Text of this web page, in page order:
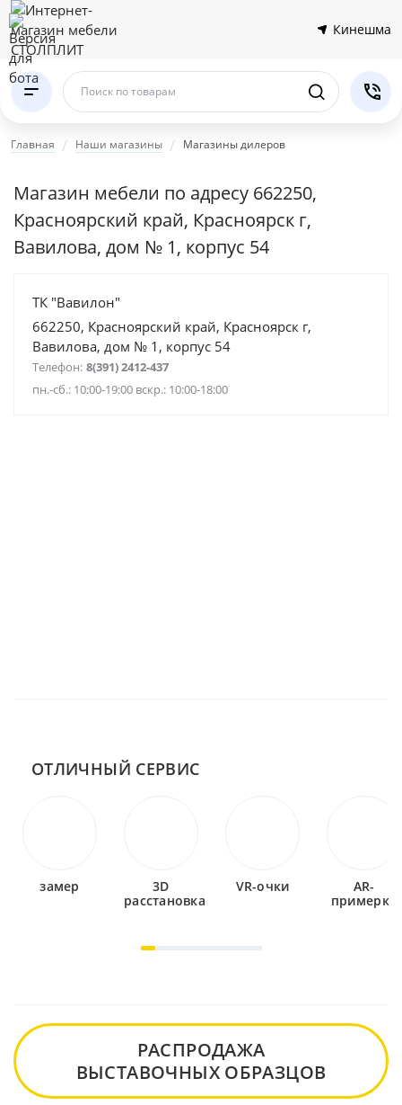
Кинешма
Поиск по товарам
Главная Наши магазины Магазины дилеров
Магазин мебели по адресу 662250,
Красноярский край, Красноярск г,
Вавилова, дом № 1, корпус 54
ТК "Вавилон"
662250, Красноярский край, Красноярск г,
Вавилова, дом № 1, корпус 54
Телефон: 8(391) 2412-437
пн.-сб.: 10:00-19:00 вскр.: 10:00-18:00
ОТЛИЧНЫЙ СЕРВИС
замер
3D
расстановка
VR-очки
AR-
примерка
РАСПРОДАЖА
ВЫСТАВОЧНЫХ ОБРАЗЦОВ